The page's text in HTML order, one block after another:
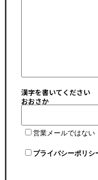
漢字を書いてください
おおさか
営業メールではない
プライバシーポリシ